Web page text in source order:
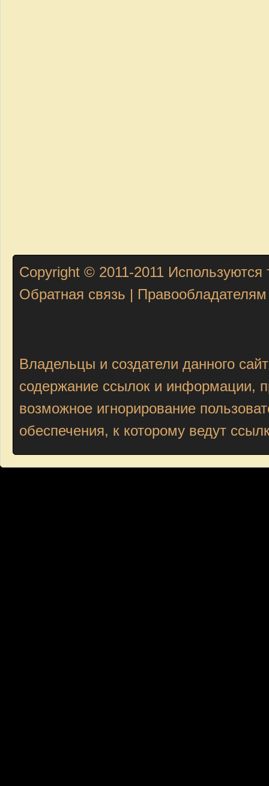
Copyright © 2011-2011 Используются
Обратная связь
Правообладателям
Владельцы и создатели данного
содержание ссылок и информации,
возможное игнорирование
обеспечения, к которому ведут